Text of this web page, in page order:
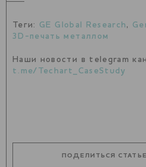
Теги: GE Global Research ,
3D-печать металлом
Наши новости в telegram
t.me/Techart_CaseStudy
ПОДЕЛИТЬСЯ